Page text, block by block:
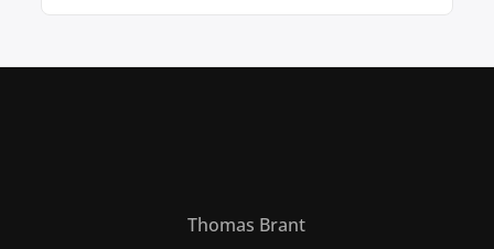
Thomas Brant